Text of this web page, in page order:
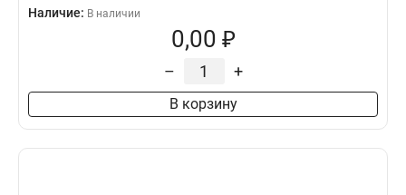
Наличие: В наличии
0,00 ₽
– +
В корзину